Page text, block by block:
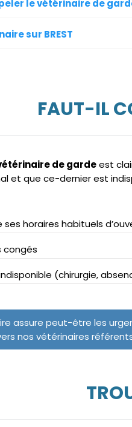
le vétérinaire de
sur BREST
FAUT-IL
de gardeest
et que ce-dernier est
ses horaires habituels
congés
(chirurgie,
assure peut-être les
nos vétérinaires